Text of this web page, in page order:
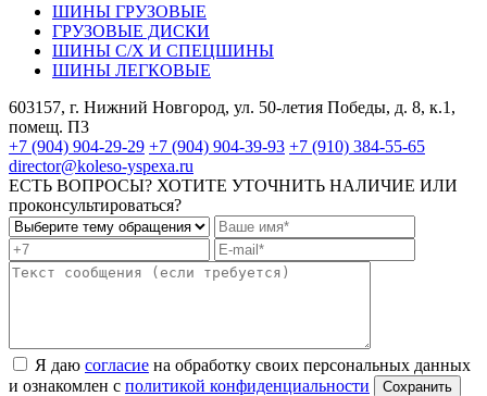
ШИНЫ ГРУЗОВЫЕ
ГРУЗОВЫЕ ДИСКИ
ШИНЫ С/Х И СПЕЦШИНЫ
ШИНЫ ЛЕГКОВЫЕ
603157, г. Нижний Новгород, ул. 50-летия Победы, д. 8, к.1,
помещ. П3
+7 (904) 904-29-29 +7 (904) 904-39-93 +7 (910) 384-55-65
director@koleso-yspexa.ru
ЕСТЬ ВОПРОСЫ? ХОТИТЕ УТОЧНИТЬ НАЛИЧИЕ ИЛИ
проконсультироваться?
Я даю согласие на обработку своих персональных данных
и ознакомлен с политикой конфиденциальности